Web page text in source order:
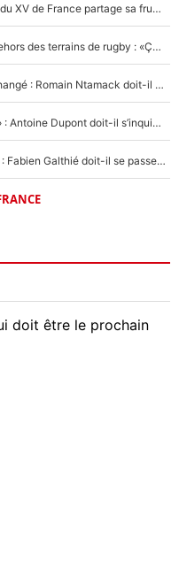
Mis de côté par Fabien Galthié, un joueur du XV de France partage sa frustration : «ils ne me l’ont pas dit tout de suite»
La raison d'être de Matthieu Jalibert en dehors des terrains de rugby : «Ça m'atteint autant que si tu touches à un membre de ma famille»
XV de France - Matthieu Jalibert a tout changé : Romain Ntamack doit-il s’inquiéter pour sa place à un an de la Coupe du monde ?
«Le XV de France est meilleur avec Lucu» : Antoine Dupont doit-il s’inquiéter pour sa place ?
Le XV de France a trouvé son remplaçant : Fabien Galthié doit-il se passer d'Antoine Dupont ?
doit être le prochain